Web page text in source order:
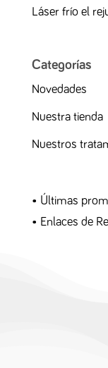
Láser frío el
Categorías
Novedades
Nuestra tienda
Nuestros
• Últimas
• Enlaces de